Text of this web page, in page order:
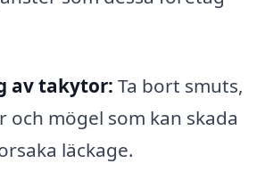
av takytor: Ta bort smuts,
och mögel som kan skada
läckage.